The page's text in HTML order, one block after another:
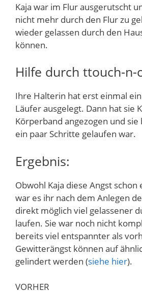
Kaja war im Flur ausgerutscht
nicht mehr durch den Flur zu
wieder gelassen durch den
können.
Hilfe durch ttouch-n-
Ihre Halterin hat erst einmal
Läufer ausgelegt. Dann hat sie
Körperband angezogen und
ein paar Schritte gelaufen war.
Ergebnis:
Obwohl Kaja diese Angst schon
war es ihr nach dem Anlegen
direkt möglich viel gelassener
laufen. Sie war noch nicht
bereits viel entspannter als
Gewitterängst können auf
gelindert werden (siehe hier).
VORHER